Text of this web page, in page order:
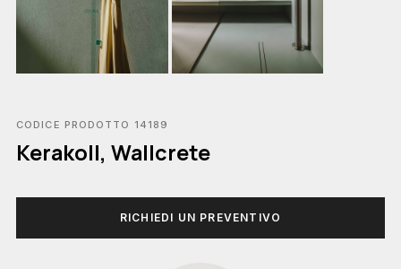
CODICE PRODOTTO 14189
Kerakoll, Wallcrete
RICHIEDI UN PREVENTIVO